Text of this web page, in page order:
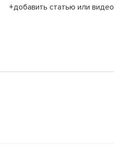
+добавить статью или видео